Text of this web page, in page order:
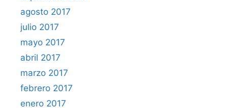
agosto 2017
julio 2017
mayo 2017
abril 2017
marzo 2017
febrero 2017
enero 2017